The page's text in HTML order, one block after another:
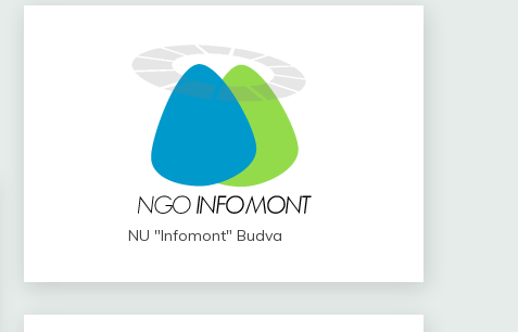
NU "Infomont" Budva